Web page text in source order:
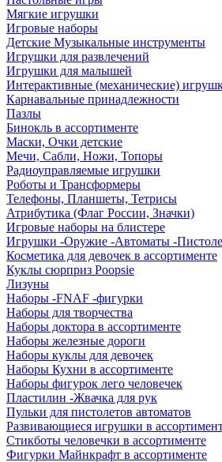
Мягкие игрушки
Игровые наборы
Детские Музыкальные инструменты
Игрушки для развлечений
Игрушки для малышей
Интерактивные (механические)
Карнавальные принадлежности
Пазлы
Бинокль в ассортименте
Маски, Очки детские
Мечи, Сабли, Ножи, Топоры
Радиоуправляемые игрушки
Роботы и Трансформеры
Телефоны, Планшеты, Тетрисы
Атрибутика (Флаг России, Значки)
Игровые наборы на блистере
Игрушки -Оружие -Автоматы -
Косметика для девочек в ассортименте
Куклы сюрприз Poopsie
Лизуны
Наборы -FNAF -фигурки
Наборы для творчества
Наборы доктора в ассортименте
Наборы железные дороги
Наборы куклы для девочек
Наборы Кухни в ассортименте
Наборы фигурок лего человечек
Пластилин -Жвачка для рук
Пульки для пистолетов автоматов
Развивающиеся игрушки в
Стикботы человечки в ассортименте
Фигурки Майнкрафт в ассортименте